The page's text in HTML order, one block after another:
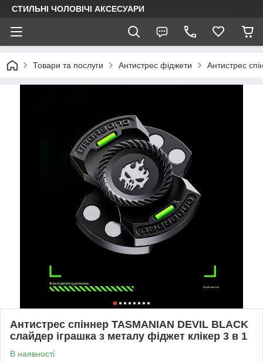
СТИЛЬНІ ЧОЛОВІЧІ АКСЕСУАРИ
Товари та послуги Антистрес фіджети Антистрес
Антистрес спіннер TASMANIAN DEVIL BLACK
слайдер іграшка з металу фіджет клікер 3 в 1
В наявності